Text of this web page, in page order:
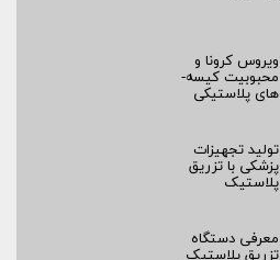
ویروس کرونا و
محبوبیت کیسه­
های پلاستیکی
تولید تجهیزات
پزشکی با تزریق
پلاستیک
معرفی دستگاه
تزریق پلاستیک